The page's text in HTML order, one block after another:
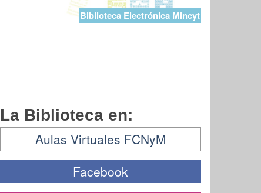
Biblioteca Electrónica Mincyt
La Biblioteca en:
Aulas Virtuales FCNyM
Facebook